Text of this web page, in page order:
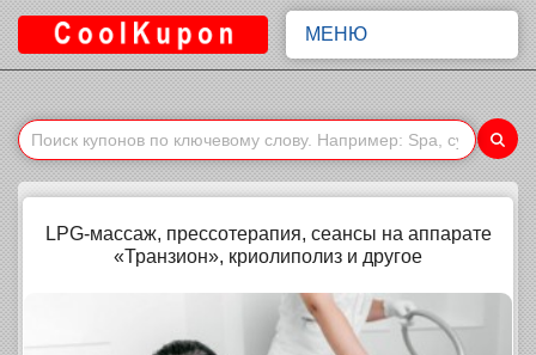
МЕНЮ
LPG-массаж, прессотерапия, сеансы на аппарате
«Транзион», криолиполиз и другое